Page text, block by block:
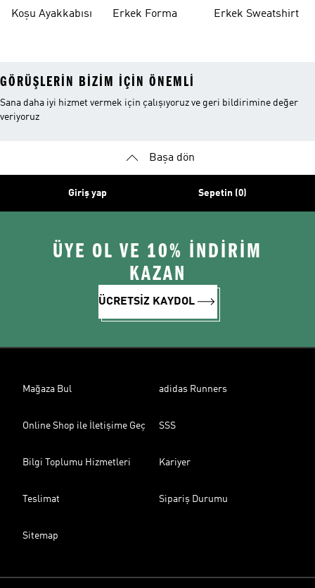
Koşu Ayakkabısı
Erkek Forma
Erkek Sweatshirt
GÖRÜŞLERIN BIZIM IÇIN ÖNEMLI
Sana daha iyi hizmet vermek için çalışıyoruz ve geri bildirimine değer
veriyoruz
Başa dön
Giriş yap Sepetin (0)
ÜYE OL VE 10% İNDİRİM
KAZAN
ÜCRETSİZ KAYDOL
Mağaza Bul adidas Runners
Online Shop ile İletişime Geç SSS
Bilgi Toplumu Hizmetleri Kariyer
Teslimat Sipariş Durumu
Sitemap